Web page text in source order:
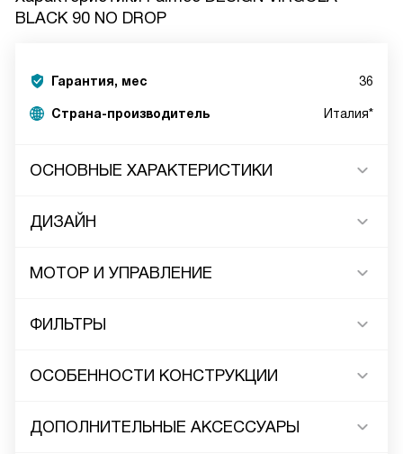
BLACK 90 NO DROP
Гарантия, мес 36
Страна-производитель Италия*
ОСНОВНЫЕ ХАРАКТЕРИСТИКИ
ДИЗАЙН
МОТОР И УПРАВЛЕНИЕ
ФИЛЬТРЫ
ОСОБЕННОСТИ КОНСТРУКЦИИ
ДОПОЛНИТЕЛЬНЫЕ АКСЕССУАРЫ